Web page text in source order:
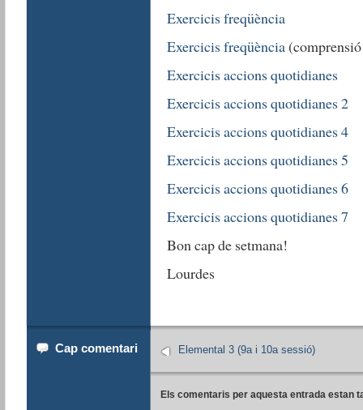
Exercicis freqüència
Exercicis freqüència
Exercicis accions quotidianes
Exercicis accions quotidianes 2
Exercicis accions quotidianes 4
Exercicis accions quotidianes 5
Exercicis accions quotidianes 6
Exercicis accions quotidianes 7
Bon cap de setmana!
Lourdes
Cap comentari Elemental 3 (9a i 10a sessió)
Els comentaris per aquesta entrada estan